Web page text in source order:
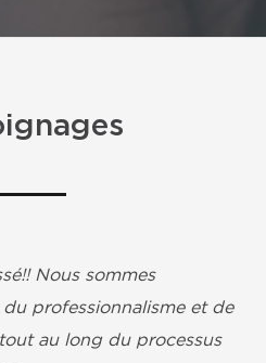
Nous sommes
professionnalisme et de
au long du processus